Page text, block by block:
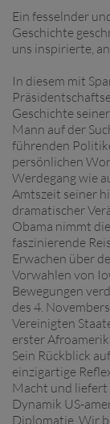
Ein fesselnder
Geschichte
uns inspirierte,
In diesem mit
Geschichte
Mann auf der
führenden
persönlichen
Werdegang wie
Amtszeit seiner
dramatischer
Obama nimmt
faszinierende
Erwachen über
Vorwahlen von
Bewegungen
des 4.
Vereinigten
erster
Sein Rückblick
einzigartige
Macht und liefert
Dynamik US-
Diplomatie. Wir